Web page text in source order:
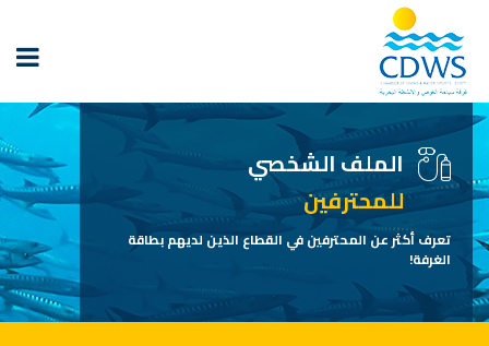
الملف الشخصي
للمحترفين
تعرف أكثر عن المحترفين في القطاع الذين لديهم بطاقة
الغرفة!